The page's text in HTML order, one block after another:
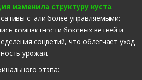
изменила структуру куста.
стали более управляемыми:
компактности боковых ветвей и
соцветий, что облегчает уход
урожая.
этапа: